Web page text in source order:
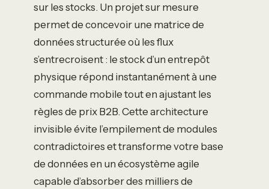
sur les stocks. Un projet sur mesure
permet de concevoir une matrice de
données structurée où les flux
s’entrecroisent : le stock d’un entrepôt
physique répond instantanément à une
commande mobile tout en ajustant les
règles de prix B2B. Cette architecture
invisible évite l’empilement de modules
contradictoires et transforme votre base
de données en un écosystème agile
capable d’absorber des milliers de